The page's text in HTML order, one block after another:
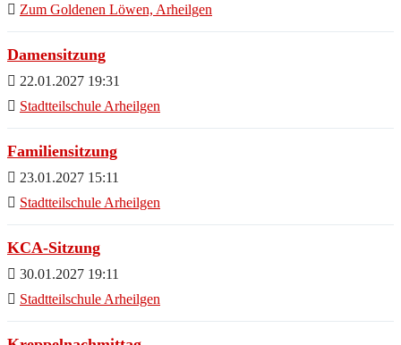
Zum Goldenen Löwen, Arheilgen
Damensitzung
22.01.2027 19:31
Stadtteilschule Arheilgen
Familiensitzung
23.01.2027 15:11
Stadtteilschule Arheilgen
KCA-Sitzung
30.01.2027 19:11
Stadtteilschule Arheilgen